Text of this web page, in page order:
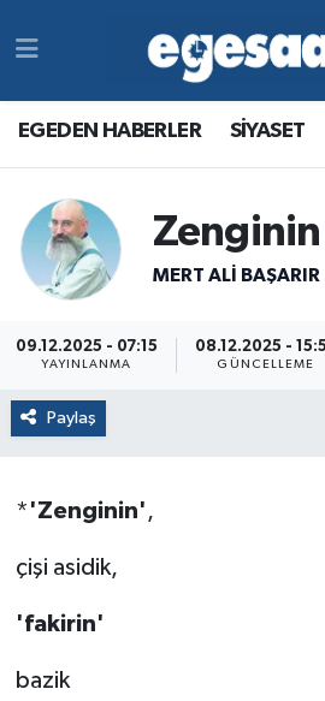
EGEDEN HABERLER SİYASET
Zenginin
MERT ALI BAŞARIR
09.12.2025 - 07:15
YAYINLANMA
08.12.2025 -
GÜNCELLEME
Paylaş
* 'Zenginin' ,
çişi asidik,
'fakirin'
bazik
Yazarlar
YAŞAM
MAGAZİN
RESMİ REKLAMLAR
SPOR
YAŞAM
MAGAZİN
RESMİ REKLAMLAR
Süper Lig Puan Durumu ve
Tüm Manşetler
Son Dakika Haberleri
Haber Arşivi